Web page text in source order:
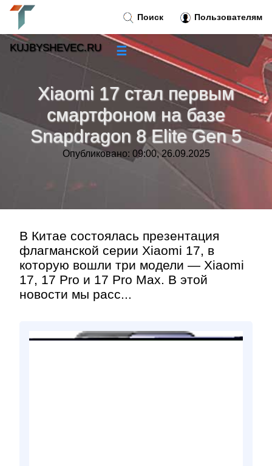
Xiaomi 17 стал первым
смартфоном на базе
Snapdragon 8 Elite Gen 5
Опубликовано: 09:00, 26.09.2025
В Китае состоялась презентация
флагманской серии Xiaomi 17, в
которую вошли три модели — Xiaomi
17, 17 Pro и 17 Pro Max. В этой
новости мы расс...
Поиск Пользователям
KUJBYSHEVEC.RU ☰
Новости»
Тренды новостей
Рубрики»
Контакт»